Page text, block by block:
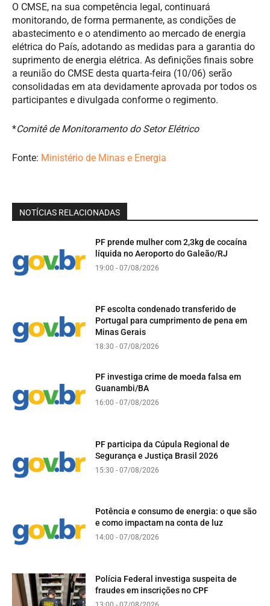
O CMSE, na sua competência legal, continuará
monitorando, de forma permanente, as condições de
abastecimento e o atendimento ao mercado de energia
elétrica do País, adotando as medidas para a garantia do
suprimento de energia elétrica. As definições finais sobre
a reunião do CMSE desta quarta-feira (10/06) serão
consolidadas em ata devidamente aprovada por todos os
participantes e divulgada conforme o regimento.
*Comitê de Monitoramento do Setor Elétrico
Fonte: Ministério de Minas e Energia
NOTÍCIAS RELACIONADAS
PF prende mulher com 2,3kg de cocaína
líquida no Aeroporto do Galeão/RJ
19:00 - 07/08/2026
PF escolta condenado transferido de
Portugal para cumprimento de pena em
Minas Gerais
18:30 - 07/08/2026
PF investiga crime de moeda falsa em
Guanambi/BA
16:00 - 07/08/2026
PF participa da Cúpula Regional de
Segurança e Justiça Brasil 2026
15:30 - 07/08/2026
Potência e consumo de energia: o que são
e como impactam na conta de luz
14:00 - 07/08/2026
Polícia Federal investiga suspeita de
fraudes em inscrições no CPF